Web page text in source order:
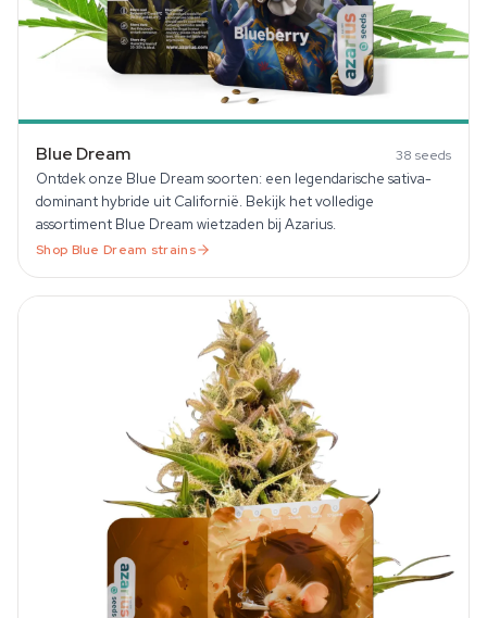
Blue Dream 38 seeds
Ontdek onze Blue Dream soorten: een legendarische sativa-
dominant hybride uit Californië. Bekijk het volledige
assortiment Blue Dream wietzaden bij Azarius.
Shop Blue Dream strains